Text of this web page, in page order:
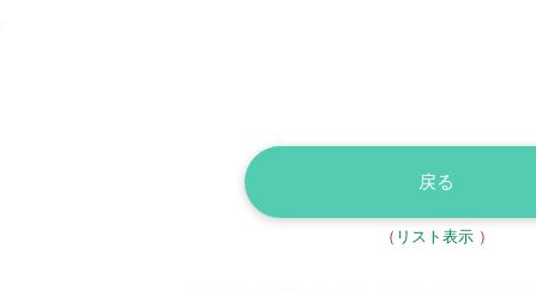
戻る
（ リスト表示）